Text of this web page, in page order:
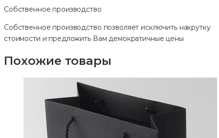
Собственное производство
Собственное производство позволяет исключить накрутку
стоимости и предложить Вам демократичные цены
Похожие товары